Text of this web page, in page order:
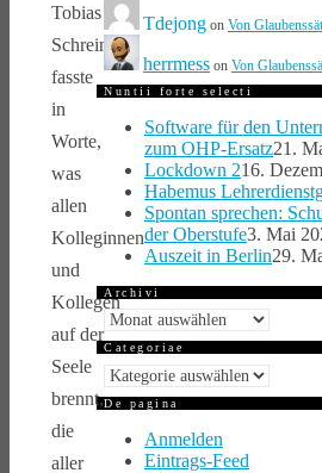
Tobias
Schreiner
fasste
in
Worte,
was
allen
Kolleginnen
und
Kollegen
auf der
Seele
brennt,
die
aller
Tdejong on Von
herrmess on Von
Nuntii forte selecti
Software für den
zum OHP-Ersatz21.
Lockdown 216.
Habemus
Spontan sprechen:
der Oberstufe3. Mai
Auszeit in Berlin29.
Archivi
Archivi
Categoriae
Categoriae
De pagina
Anmelden
Eintrags-Feed